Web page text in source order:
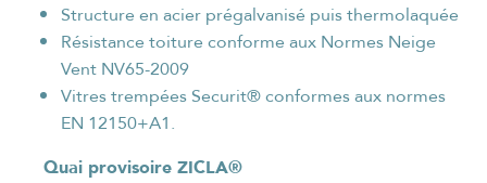
Structure en acier prégalvanisé puis thermolaquée
Résistance toiture conforme aux Normes Neige
Vent NV65-2009
Vitres trempées Securit® conformes aux normes
EN 12150+A1.
Quai provisoire ZICLA®